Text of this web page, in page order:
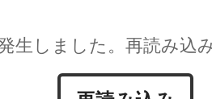
生しました。再読み込